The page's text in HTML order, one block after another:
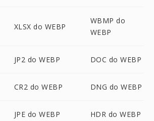
XLSX do WEBP
WBMP do
WEBP
JP2 do WEBP DOC do WEBP
CR2 do WEBP DNG do WEBP
JPE do WEBP HDR do WEBP